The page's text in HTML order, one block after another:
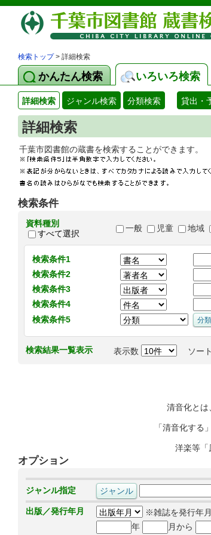
検索トップ> 詳細検索
かんたん検索 いろいろ検索
詳細検索 ジャンル検索 分類検索 貸出・
詳細検索
千葉市図書館の蔵書を検索するこ
検索条件
資料種別
すべて選択
一般 児童 地域
検索条件1
検索条件2
検索条件3
検索条件4
検索条件5
検索結果一覧表示 表示数 ソー
清音化とは
「清音化する
洋楽等「
オプション
ジャンル指定
出版／発行年月
※雑誌を発行年
年
月から